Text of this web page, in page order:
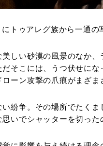
トゥアレグ族から一通の
しい砂漠の風景のなか
そこには、うつ伏せに
ーン攻撃の爪痕がまざま
紛争。その場所でたくま
いでシャッターを切った